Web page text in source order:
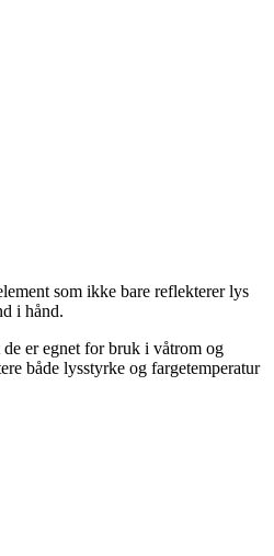
som ikke bare reflekterer lys
i hånd.
er egnet for bruk i våtrom og
både lysstyrke og fargetemperatur